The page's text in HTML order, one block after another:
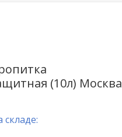
(10л) Москва
складе: